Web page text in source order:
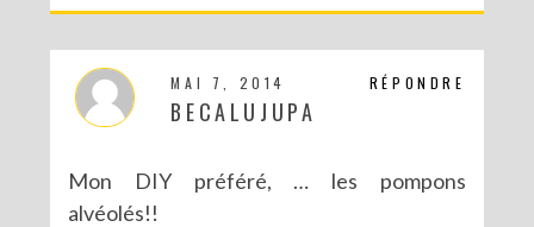
RÉPONDRE
MAI 7, 2014
BECALUJUPA
Mon DIY préféré, … les pompons
alvéolés!!